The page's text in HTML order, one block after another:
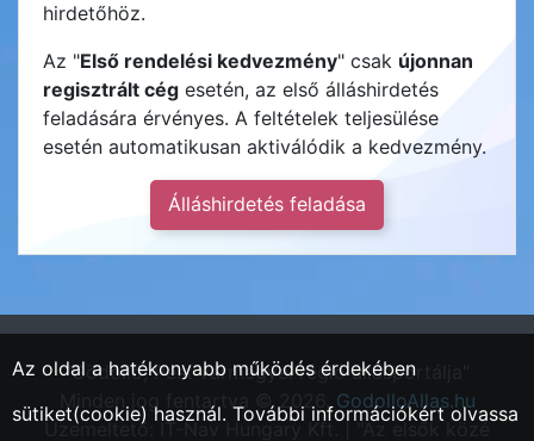
hirdetőhöz.
Az "Első rendelési kedvezmény" csak újonnan
regisztrált cég esetén, az első álláshirdetés
feladására érvényes. A feltételek teljesülése
esetén automatikusan aktiválódik a kedvezmény.
Álláshirdetés feladása
"Gödöllő, Pest vármegyei régió állásportálja"
Minden jog fentartva © 2026.GodolloAllas.hu
Üzemeltető: IT-Nav Hungary Kft. | "Az elsők közé
Az oldal a hatékonyabb működés érdekében
sütiket(cookie) használ. További információkért olvassa